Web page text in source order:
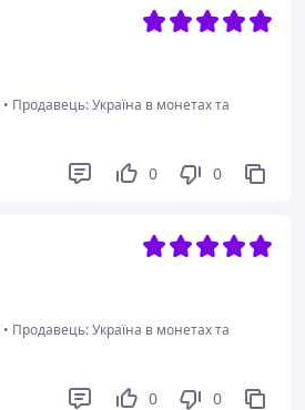
• Продавець: Україна в монетах та
0 0
• Продавець: Україна в монетах та
0 0